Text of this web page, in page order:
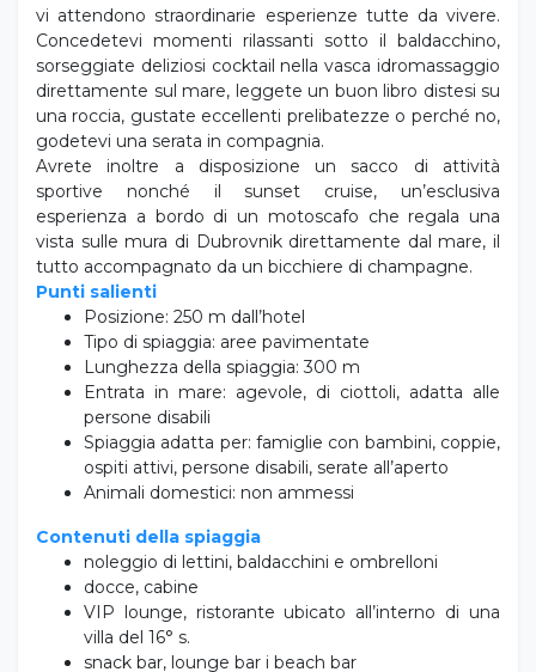
vi attendono straordinarie esperienze tutte da vivere.
Concedetevi momenti rilassanti sotto il baldacchino,
sorseggiate deliziosi cocktail nella vasca idromassaggio
direttamente sul mare, leggete un buon libro distesi su
una roccia, gustate eccellenti prelibatezze o perché no,
godetevi una serata in compagnia.
Avrete inoltre a disposizione un sacco di attività
sportive nonché il sunset cruise, un’esclusiva
esperienza a bordo di un motoscafo che regala una
vista sulle mura di Dubrovnik direttamente dal mare, il
tutto accompagnato da un bicchiere di champagne.
Punti salienti
Posizione: 250 m dall’hotel
Tipo di spiaggia: aree pavimentate
Lunghezza della spiaggia: 300 m
Entrata in mare: agevole, di ciottoli, adatta alle
persone disabili
Spiaggia adatta per: famiglie con bambini, coppie,
ospiti attivi, persone disabili, serate all’aperto
Animali domestici: non ammessi
Contenuti della spiaggia
noleggio di lettini, baldacchini e ombrelloni
docce, cabine
VIP lounge, ristorante ubicato all’interno di una
villa del 16° s.
snack bar, lounge bar i beach bar